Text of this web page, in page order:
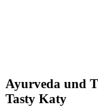
Ayurveda und
Tasty Katy